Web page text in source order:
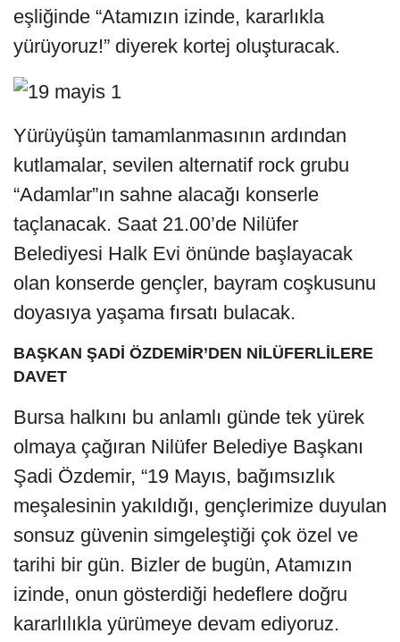
eşliğinde “Atamızın izinde, kararlıkla
yürüyoruz!” diyerek kortej oluşturacak.
Yürüyüşün tamamlanmasının ardından
kutlamalar, sevilen alternatif rock grubu
“Adamlar”ın sahne alacağı konserle
taçlanacak. Saat 21.00’de Nilüfer
Belediyesi Halk Evi önünde başlayacak
olan konserde gençler, bayram coşkusunu
doyasıya yaşama fırsatı bulacak.
BAŞKAN ŞADİ ÖZDEMİR’DEN NİLÜFERLİLERE
DAVET
Bursa halkını bu anlamlı günde tek yürek
olmaya çağıran Nilüfer Belediye Başkanı
Şadi Özdemir, “19 Mayıs, bağımsızlık
meşalesinin yakıldığı, gençlerimize duyulan
sonsuz güvenin simgeleştiği çok özel ve
tarihi bir gün. Bizler de bugün, Atamızın
izinde, onun gösterdiği hedeflere doğru
kararlılıkla yürümeye devam ediyoruz.